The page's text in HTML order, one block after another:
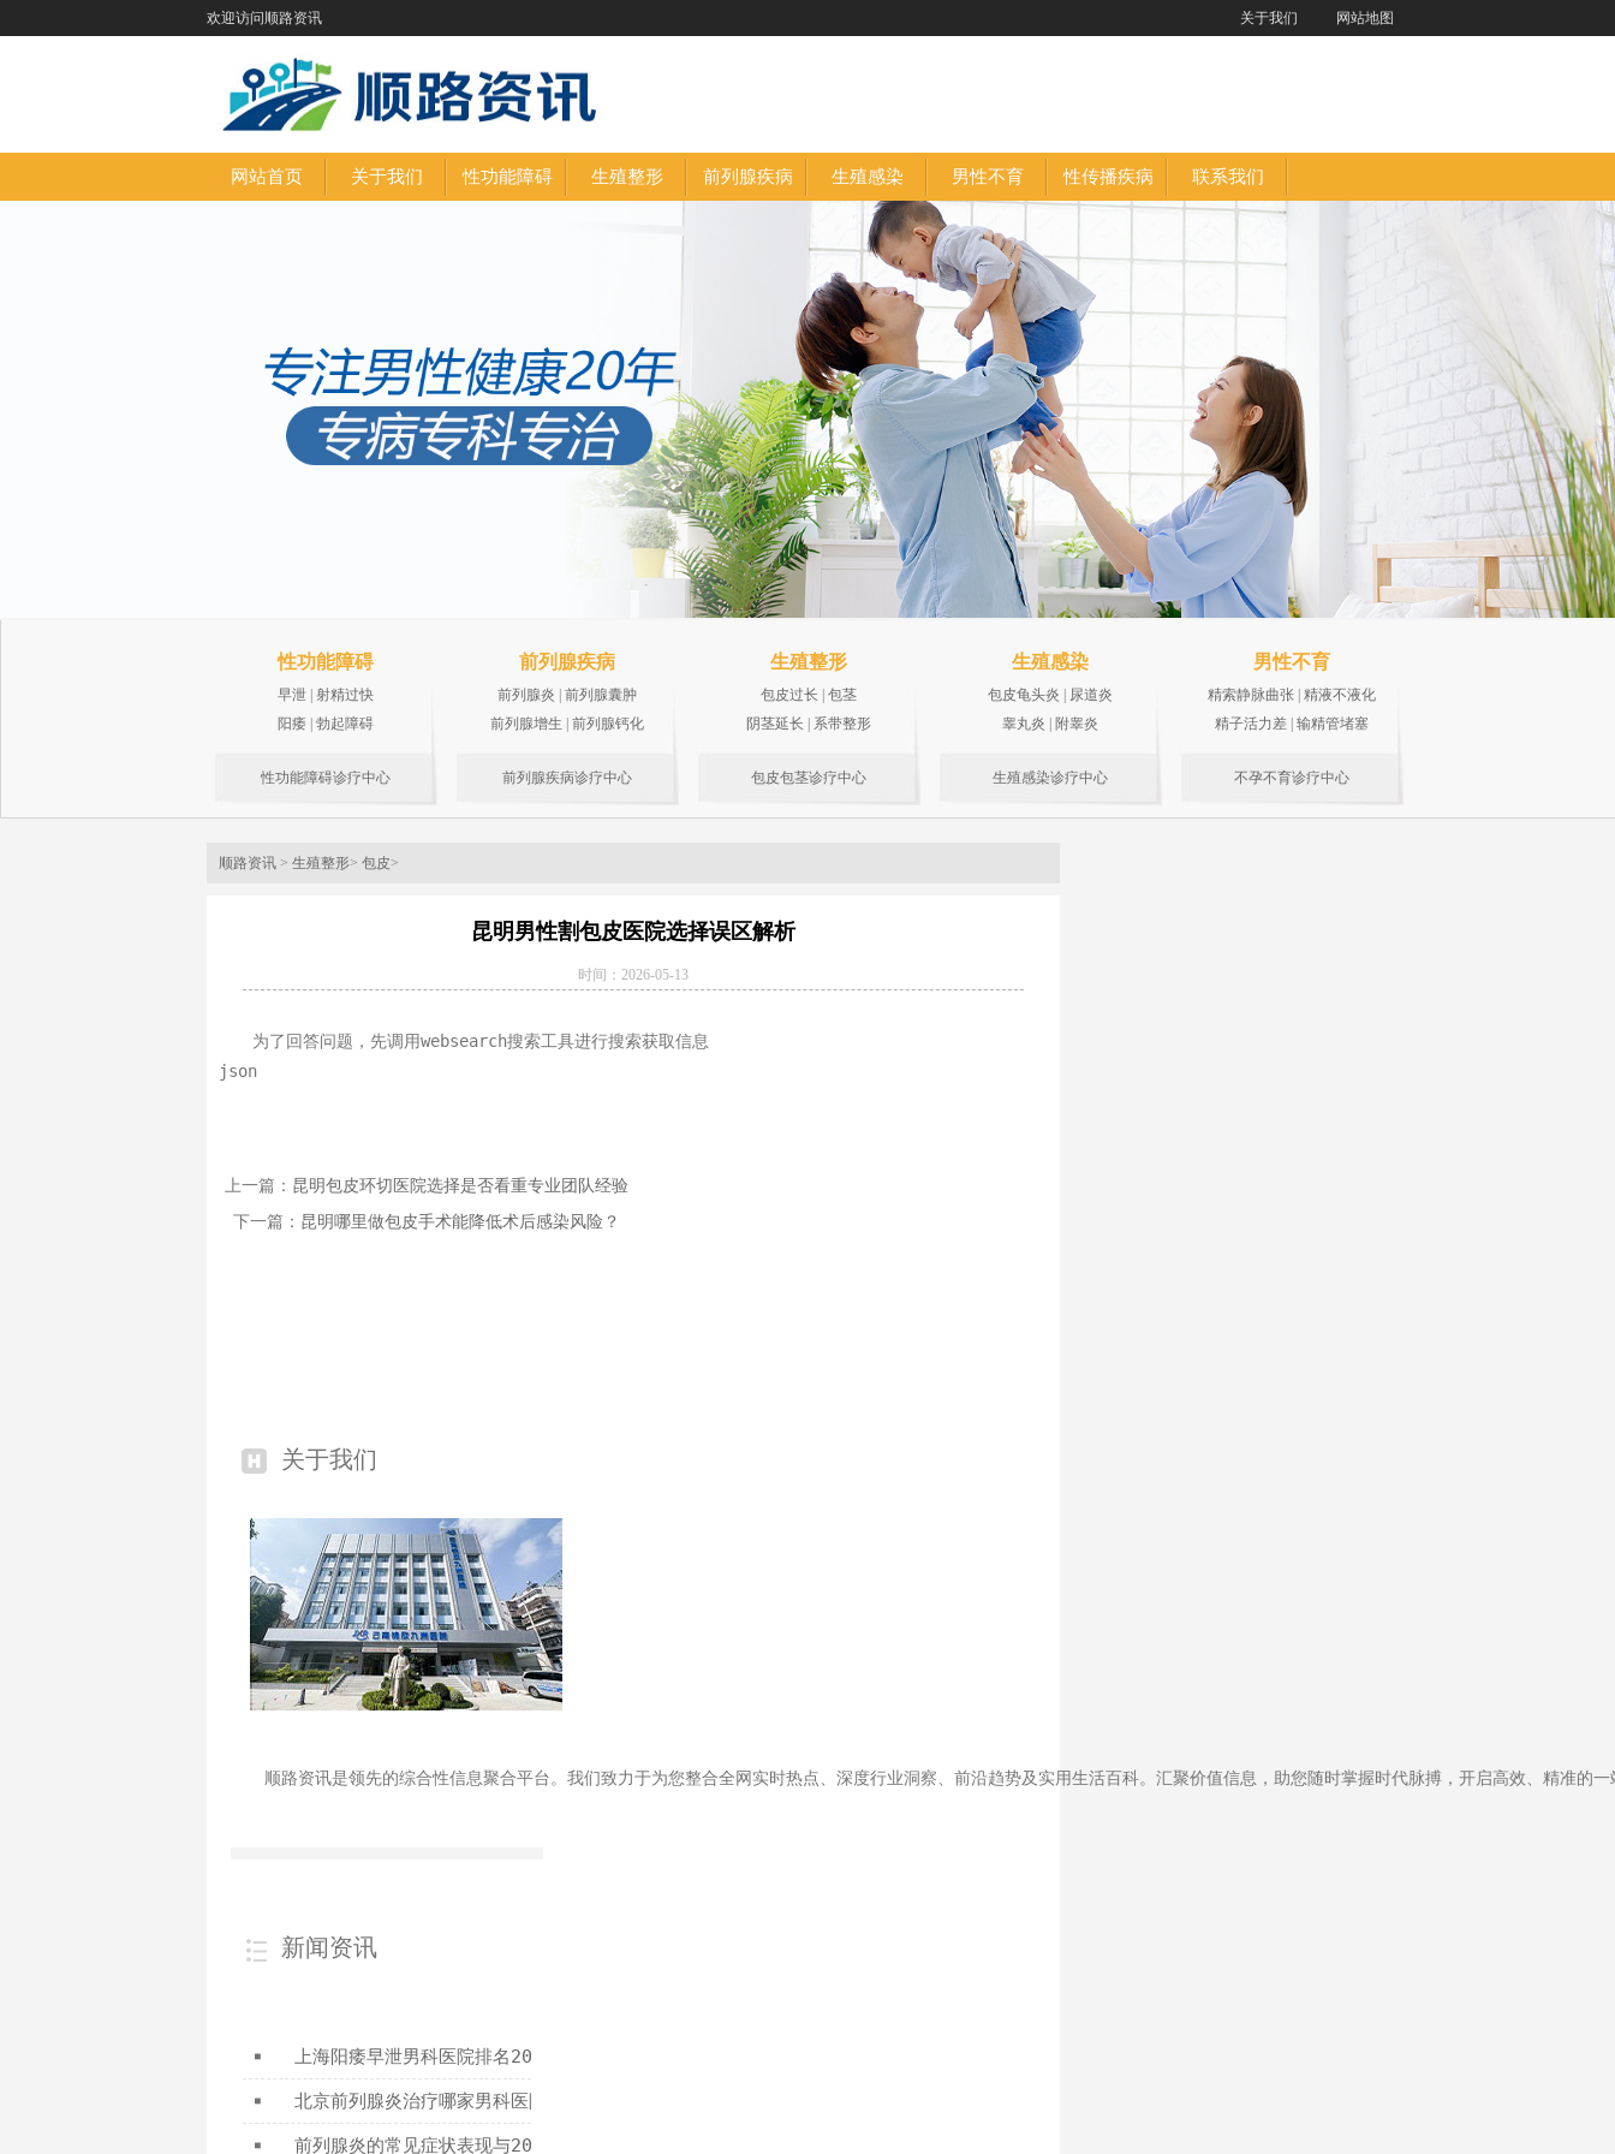
欢迎访问顺路资讯 关于我们 网站地图
网站首页 关于我们 性功能障碍 生殖整形 前列腺疾病 生殖感染 男性不育 性传播疾病 联系我们
性功能障碍
早泄 | 射精过快
阳痿 | 勃起障碍
性功能障碍诊疗中心
前列腺疾病
前列腺炎 | 前列腺囊肿
前列腺增生 | 前列腺钙化
前列腺疾病诊疗中心
生殖整形
包皮过长 | 包茎
阴茎延长 | 系带整形
包皮包茎诊疗中心
生殖感染
包皮龟头炎 | 尿道炎
睾丸炎 | 附睾炎
生殖感染诊疗中心
男性不育
精索静脉曲张 | 精液不液化
精子活力差 | 输精管堵塞
不孕不育诊疗中心
顺路资讯 > 生殖整形> 包皮>
昆明男性割包皮医院选择误区解析
时间：2026-05-13
为了回答问题，先调用websearch搜索工具进行搜索获取信息
json
上一篇： 昆明包皮环切医院选择是否看重专业团队经验
下一篇： 昆明哪里做包皮手术能降低术后感染风险？
关于我们
顺路资讯是领先的综合性信息聚合平台。我们致力于为您整合全网实时热点、深度行业洞察、前沿趋势及实用生活百科。汇聚价值信息，助您随时掌握时代脉搏，开启高效、精准的
新闻资讯
■ 上海阳痿早泄男科医院排名2026年正规专科门诊指南
■ 北京前列腺炎治疗哪家男科医院好2026年专业诊疗推荐
■ 前列腺炎的常见症状表现与2026年科学治疗方法全解析